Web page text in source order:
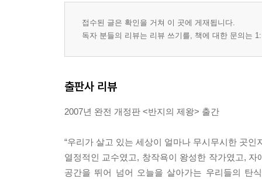
9. 쉴로브의 굴
10. 샘와이즈의 선택
1. 미나스 티리스
3. 로한의 소집
5. 로한 기사들의 질주
6. 펠렌노르 평원의 전투
7. 데네소르의 화장
접수된 글은 확인을 거쳐 이 곳에 게재됩니다.
독자 분들의 리뷰는 리뷰 쓰기를, 책에 대한 문의는
출판사 리뷰
2007년 완전 개정판 <반지의 제왕> 출간
“우리가 살고 있는 세상이 얼마나 무시무시한 곳
열정적인 교수였고, 창작욕이 왕성한 작가였고,
공간을 뛰어 넘어 오늘을 살아가는 우리들의 탄